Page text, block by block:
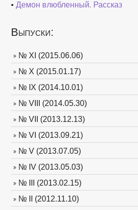
•Демон влюбленный. Рассказ
Выпуски:
№ XI (2015.06.06)
№ X (2015.01.17)
№ IX (2014.10.01)
№ VIII (2014.05.30)
№ VII (2013.12.13)
№ VI (2013.09.21)
№ V (2013.07.05)
№ IV (2013.05.03)
№ III (2013.02.15)
№ II (2012.11.10)